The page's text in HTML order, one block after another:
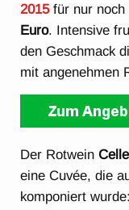
2015für nur noch
Euro. Intensive
den Geschmack
mit angenehmen
Der Rotwein
eine Cuvée, die
komponiert wurde: